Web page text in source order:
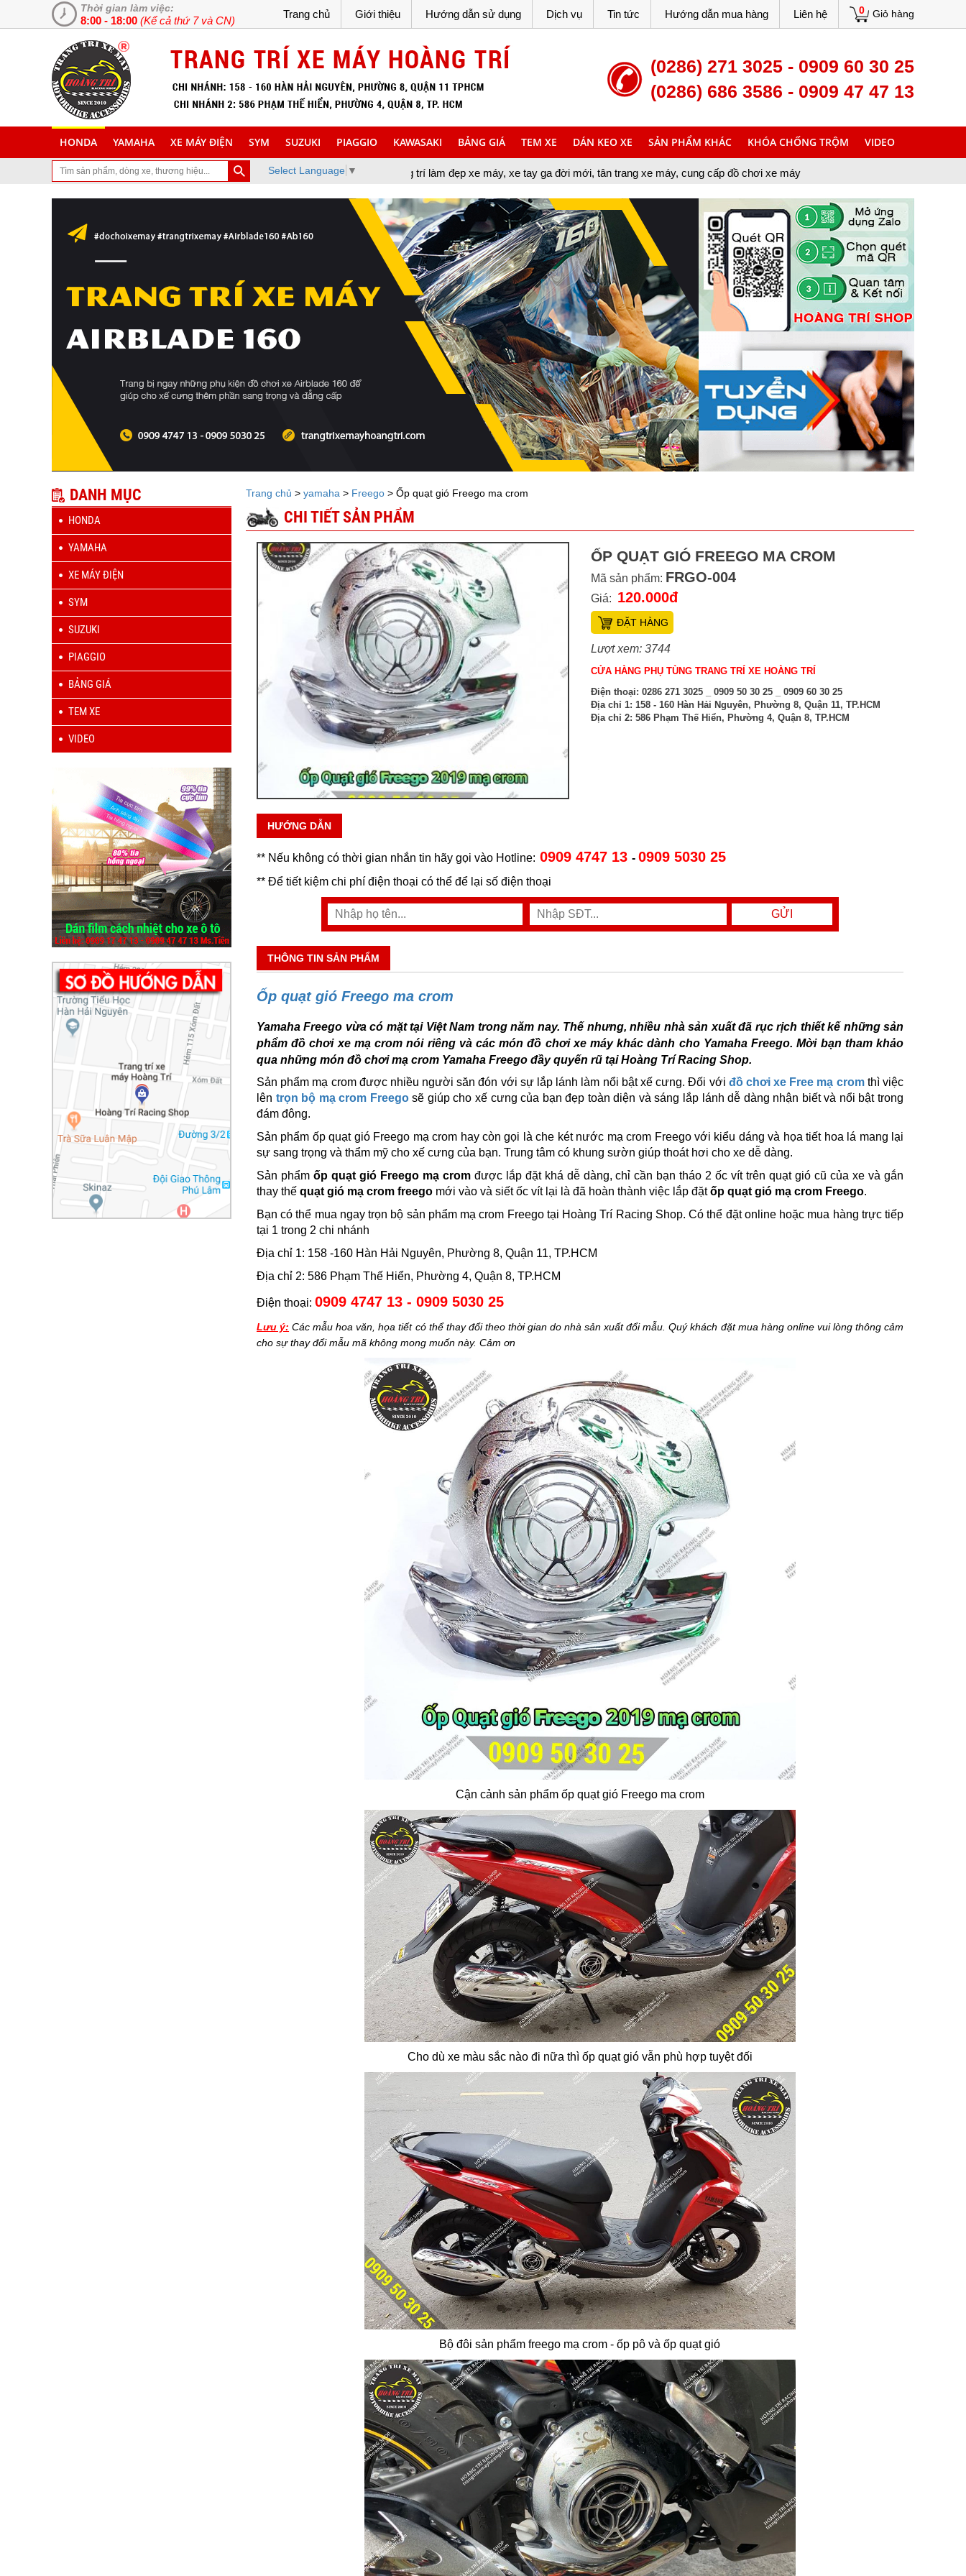
Thời gian làm việc:
8:00 - 18:00 (Kể cả thứ 7 và CN)
0 Giỏ hàng
Trang chủ Giới thiệu Hướng dẫn sử dụng Dịch vụ Tin tức Hướng dẫn mua hàng Liên hệ
(0286) 271 3025 - 0909 60 30 25
(0286) 686 3586 - 0909 47 47 13
HONDA YAMAHA XE MÁY ĐIỆN SYM SUZUKI PIAGGIO KAWASAKI BẢNG GIÁ TEM XE DÁN KEO XE SẢN PHẨM KHÁC KHÓA CHỐNG TRỘM VIDEO
Select Language ▼
ghé thăm trang Web chuyên cung cấp và lắp đặt phụ tùng inox trang trí làm đẹp xe máy, xe tay ga đời mới, tân trang xe máy, cung cấp đồ chơi xe máy
DANH MỤC
HONDA
YAMAHA
XE MÁY ĐIỆN
SYM
SUZUKI
PIAGGIO
BẢNG GIÁ
TEM XE
VIDEO
Trang chủ > yamaha > Freego> Ốp quạt gió Freego ma crom
CHI TIẾT SẢN PHẨM
ỐP QUẠT GIÓ FREEGO MA CROM
Mã sản phẩm: FRGO-004
Giá: 120.000đ
ĐẶT HÀNG
Lượt xem: 3744
CỬA HÀNG PHỤ TÙNG TRANG TRÍ XE HOÀNG TRÍ
Điện thoại: 0286 271 3025 _ 0909 50 30 25 _ 0909 60 30 25
Địa chỉ 1: 158 - 160 Hàn Hải Nguyên, Phường 8, Quận 11, TP.HCM
Địa chỉ 2: 586 Phạm Thế Hiển, Phường 4, Quận 8, TP.HCM
HƯỚNG DẪN
** Nếu không có thời gian nhắn tin hãy gọi vào Hotline: 0909 4747 13 - 0909 5030 25
** Để tiết kiệm chi phí điện thoại có thể để lại số điện thoại
THÔNG TIN SẢN PHẨM
Ốp quạt gió Freego ma crom
Yamaha Freego vừa có mặt tại Việt Nam trong năm nay. Thế nhưng, nhiều nhà sản xuất đã rục rịch thiết kế những sản
phẩm đồ chơi xe mạ crom nói riêng và các món đồ chơi xe máy khác dành cho Yamaha Freego. Mời bạn tham khảo
qua những món đồ chơi mạ crom Yamaha Freego đầy quyến rũ tại Hoàng Trí Racing Shop.
Sản phẩm mạ crom được nhiều người săn đón với sự lắp lánh làm nổi bật xế cưng. Đối với đồ chơi xe Free mạ cromthì việc
lên trọn bộ mạ crom Freegosẽ giúp cho xế cưng của bạn đẹp toàn diện và sáng lắp lánh dễ dàng nhận biết và nổi bật trong
đám đông.
Sản phẩm ốp quạt gió Freego mạ crom hay còn gọi là che két nước mạ crom Freego với kiểu dáng và họa tiết hoa lá mang lại
sự sang trọng và thẩm mỹ cho xế cưng của bạn. Trung tâm có khung sườn giúp thoát hơi cho xe dễ dàng.
Sản phẩm ốp quạt gió Freego mạ cromđược lắp đặt khá dễ dàng, chỉ cần bạn tháo 2 ốc vít trên quạt gió cũ của xe và gắn
thay thế quạt gió mạ crom freegomới vào và siết ốc vít lại là đã hoàn thành việc lắp đặtốp quạt gió mạ crom Freego.
Bạn có thể mua ngay trọn bộ sản phẩm mạ crom Freego tại Hoàng Trí Racing Shop. Có thể đặt online hoặc mua hàng trực tiếp
tại 1 trong 2 chi nhánh
Địa chỉ 1: 158 -160 Hàn Hải Nguyên, Phường 8, Quận 11, TP.HCM
Địa chỉ 2: 586 Phạm Thế Hiển, Phường 4, Quận 8, TP.HCM
Điện thoại: 0909 4747 13 - 0909 5030 25
Lưu ý: Các mẫu hoa văn, họa tiết có thể thay đổi theo thời gian do nhà sản xuất đổi mẫu. Quý khách đặt mua hàng online vui lòng thông cảm
cho sự thay đổi mẫu mã không mong muốn này. Cảm ơn
Cận cảnh sản phẩm ốp quạt gió Freego ma crom
Cho dù xe màu sắc nào đi nữa thì ốp quạt gió vẫn phù hợp tuyệt đối
Bộ đôi sản phẩm freego mạ crom - ốp pô và ốp quạt gió